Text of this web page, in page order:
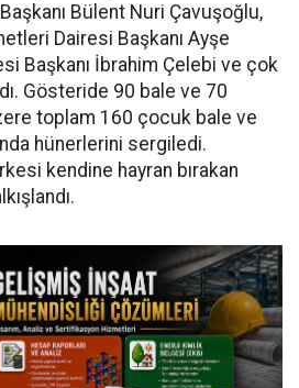
Bülent Nuri Çavuşoğlu,
Dairesi Başkanı Ayşe
Başkanı İbrahim Çelebi ve çok
Gösteride 90 bale ve 70
toplam 160 çocuk bale ve
hünerlerini sergiledi.
kendine hayran bırakan